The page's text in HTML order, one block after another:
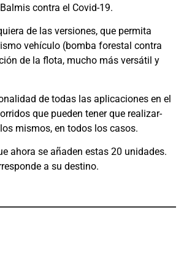
contra el Covid-19.
de las versiones, que permita
vehículo (bomba forestal contra
de la flota, mucho más versátil y
de todas las aplicaciones en el
que pueden tener que realizar-
mismos, en todos los casos.
ahora se añaden estas 20 unidades.
a su destino.